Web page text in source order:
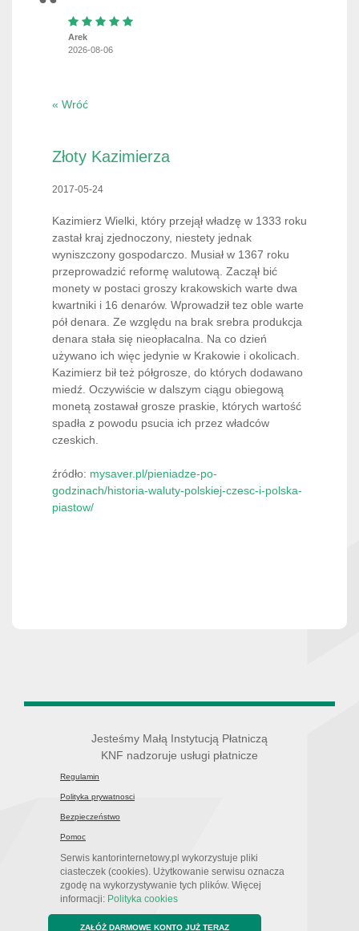
Arek
2026-08-06
« Wróć
Złoty Kazimierza
2017-05-24
Kazimierz Wielki, który przejął władzę w 1333 roku
zastał kraj zjednoczony, niestety jednak
wyniszczony gospodarczo. Musiał w 1367 roku
przeprowadzić reformę walutową. Zaczął bić
monety w postaci groszy krakowskich warte dwa
kwartniki i 16 denarów. Wprowadził tez oble warte
pół denara. Ze względu na brak srebra produkcja
denara stała się nieopłacalna. Na co dzień
używano ich więc jedynie w Krakowie i okolicach.
Kazimierz bił też półgrosze, do których dodawano
miedź. Oczywiście w dalszym ciągu obiegową
monetą zostawał grosze praskie, których wartość
spadła z powodu psucia ich przez władców
czeskich.
źródło: mysaver.pl/pieniadze-po-
godzinach/historia-waluty-polskiej-czesc-i-polska-
piastow/
Jesteśmy Małą Instytucją Płatniczą
KNF nadzoruje usługi płatnicze
Regulamin
Polityka prywatnosci
Bezpieczeństwo
Pomoc
Serwis kantorinternetowy.pl wykorzystuje pliki
ciasteczek (cookies). Użytkowanie serwisu oznacza
zgodę na wykorzystywanie tych plików. Więcej
informacji: Polityka cookies
ZAŁÓŻ DARMOWE KONTO JUŻ TERAZ